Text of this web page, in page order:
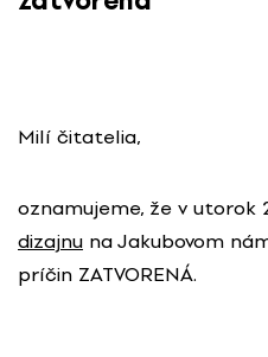
Milí čitatelia,
oznamujeme, že v utorok
dizajnu na Jakubovom
príčin ZATVORENÁ.